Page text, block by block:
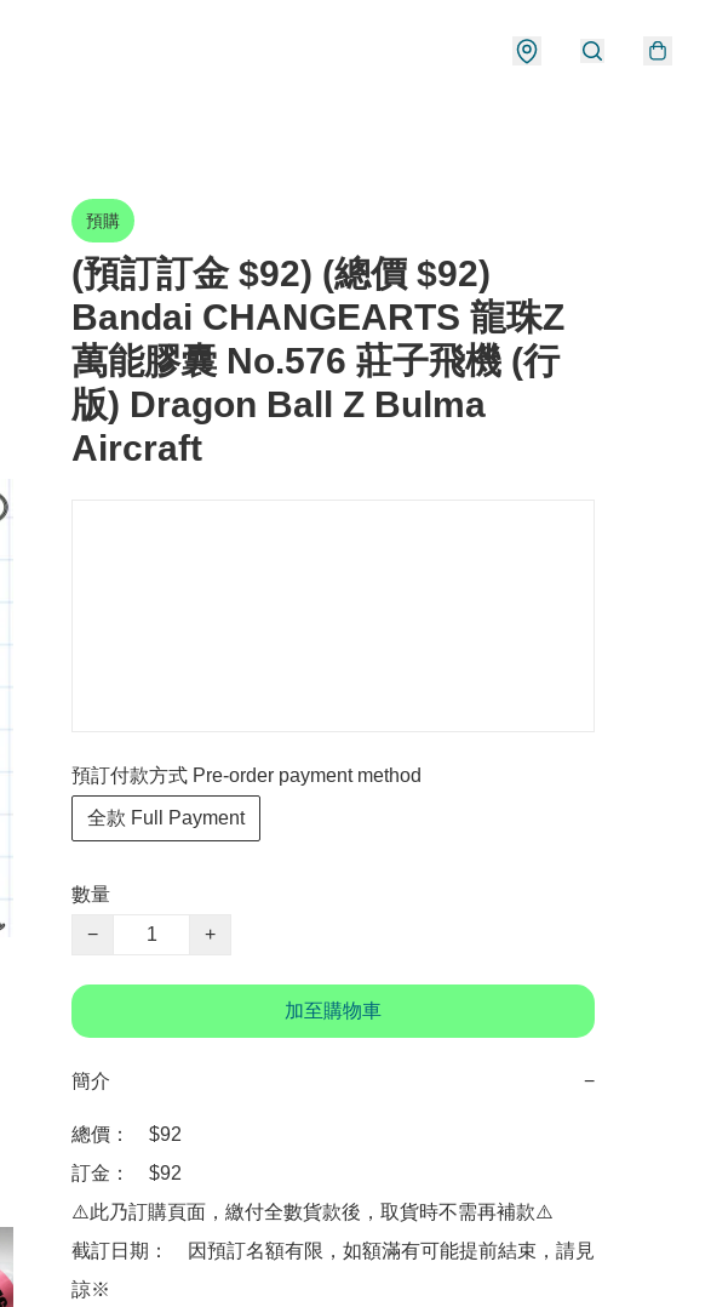
預購
(預訂訂金 $92) (總價 $92)
Bandai CHANGEARTS 龍珠Z
萬能膠囊 No.576 莊子飛機 (行
版) Dragon Ball Z Bulma
Aircraft
預訂付款方式 Pre-order payment method
全款 Full Payment
數量
−
+
加至購物車
簡介 −
總價：　$92
訂金：　$92
⚠️此乃訂購頁面，繳付全數貨款後，取貨時不需再補款⚠️
截訂日期：　因預訂名額有限，如額滿有可能提前結束，請見
諒※